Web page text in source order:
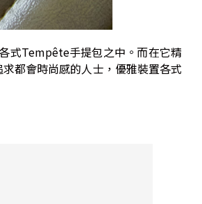
式Tempête手提包之中。而在它精
都會時尚感的人士，優雅裝置各式